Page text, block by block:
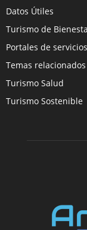
Datos Útiles
Turismo de
Portales de
Temas relacionados
Turismo Salud
Turismo Sostenible